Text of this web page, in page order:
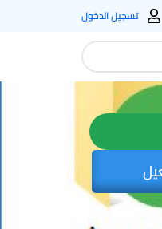
تسجيل الدخول